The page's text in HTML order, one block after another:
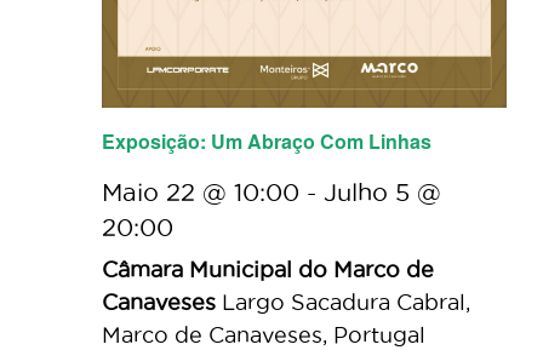
Exposição: Um Abraço Com Linhas
Maio 22 @ 10:00 - Julho 5 @
20:00
Câmara Municipal do Marco de
Canaveses Largo Sacadura Cabral,
Marco de Canaveses, Portugal